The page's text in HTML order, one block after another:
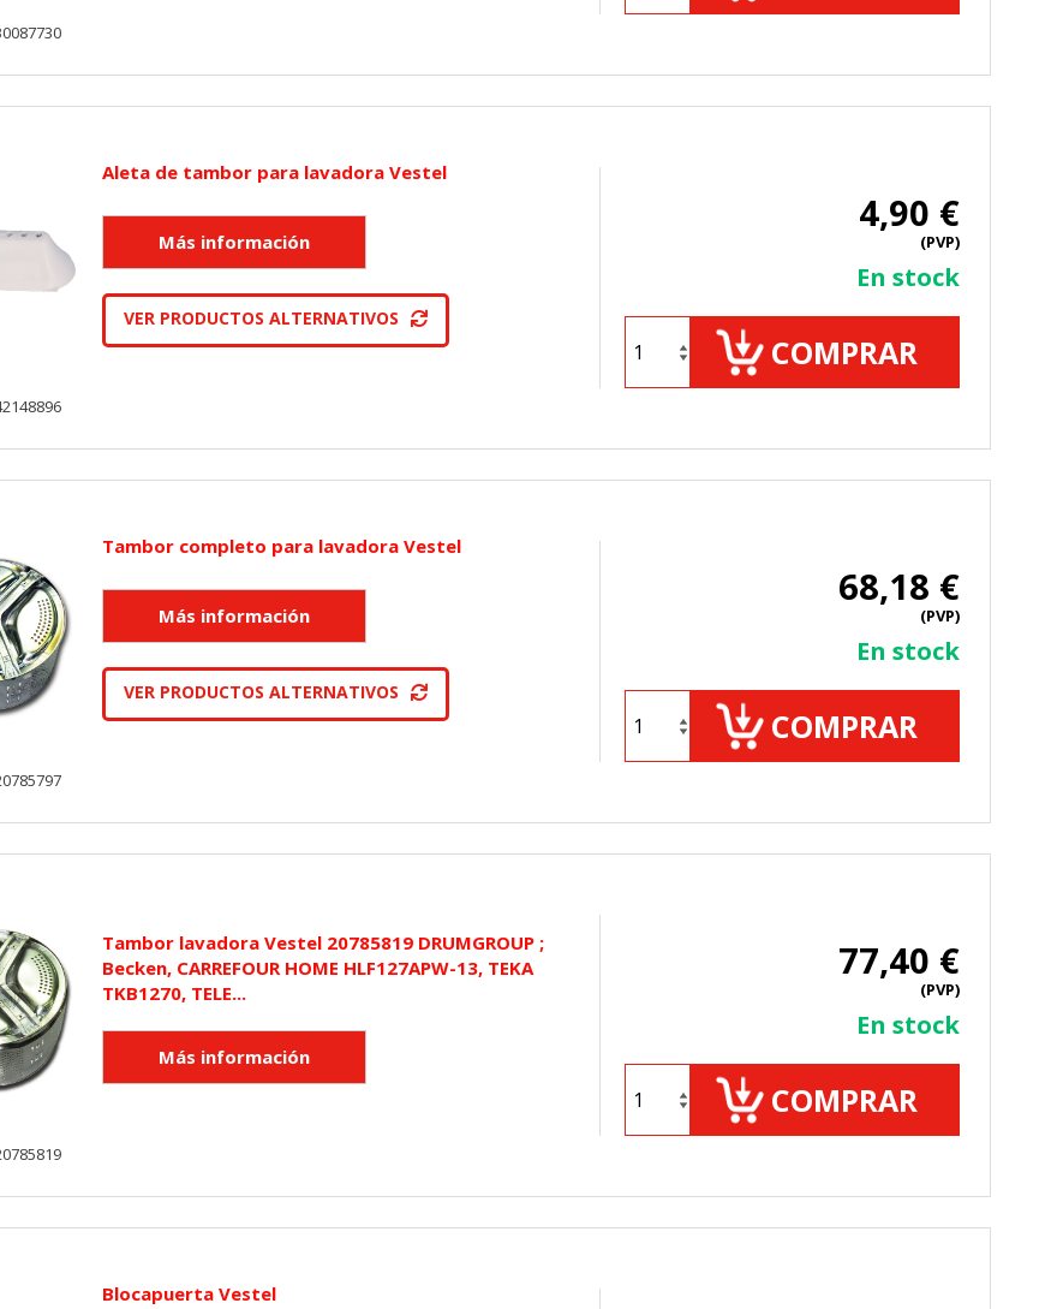
Aleta de tambor para lavadora Vestel
VER PRODUCTOS ALTERNATIVOS
4,90 €
(PVP)
En stock
COMPRAR
Tambor completo para lavadora Vestel
VER PRODUCTOS ALTERNATIVOS
68,18 €
(PVP)
En stock
COMPRAR
Tambor lavadora Vestel 20785819 DRUMGROUP ;
Becken, CARREFOUR HOME HLF127APW-13, TEKA
TKB1270, TELE...
77,40 €
(PVP)
En stock
COMPRAR
Blocapuerta Vestel
HABILITAR TODO RECHAZAR TODO
que el sitio web funcione y no se pueden desactivar en nuestros sistemas. Puede configurar su
sobre estas cookies, pero alguna áreas del sitio no funcionarán. Estas cookies no almacenan ninguna
wp-settings-1, wp-settings-time-1, _evCo, _evCoLT
más o menos visitadas, y cómo los visitantes navegan por el sitio. Toda la información que recogen
tanto, es anónima.
a través de nuestro sitio por nuestros socios publicitarios. Pueden ser utilizadas por esas
intereses y mostrarle anuncios relevantes en otros sitios. No almacenan directamente información
única de su navegador y dispositivo de Internet.